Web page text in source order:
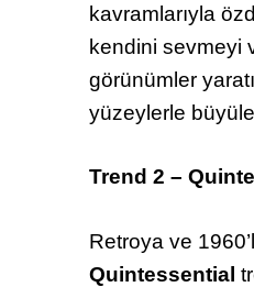
kavramlarıyla
kendini sevmeyi
görünümler
yüzeylerle
Trend 2 –
Retroya ve
Quintessential